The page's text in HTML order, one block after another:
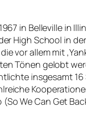
in Belleville in
High School in
vor allem mit
Tönen gelobt
insgesamt
We Can Get